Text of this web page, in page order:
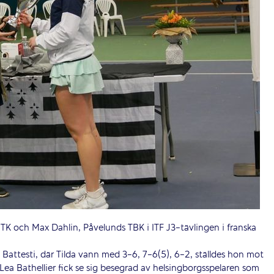
och Max Dahlin, Påvelunds TBK i ITF J3-tävlingen i franska
där Tilda vann med 3-6, 7-6(5), 6-2, ställdes hon mot
Bathellier fick se sig besegrad av helsingborgsspelaren som